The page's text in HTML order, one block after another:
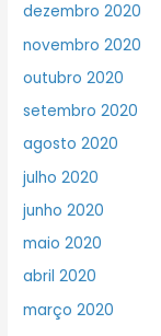
dezembro 2020
novembro 2020
outubro 2020
setembro 2020
agosto 2020
julho 2020
junho 2020
maio 2020
abril 2020
março 2020